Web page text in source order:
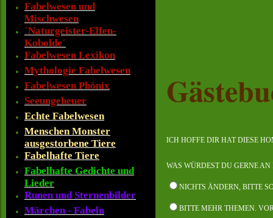
Fabelwesen und
Mischwesen
´Naturgeister-Elfen-
Kobolde´
Fabelwesen Lexikon
Mythologie Fabelwesen
Fabelwesen Phönix
Seeungeheuer
Echte Fabelwesen
Menschen Monster
ausgestorbene Tiere
Fabelhafte Tiere
Fabelhafte Gedichte und
Lieder
Runen und Sternenbilder
Märchen - Fabeln
ICH HOFFE DIR HAT DIESE
WAS WÜRDEST DU GERNE
NICHTS ÄNDERN, BITTE
BITTE MEHR THEMEN.